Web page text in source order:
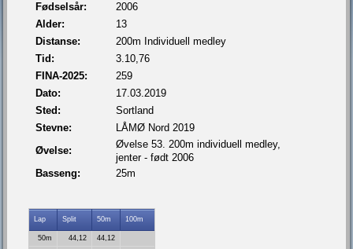
Fødselsår:
2006
Alder:
13
Distanse:
200m Individuell medley
Tid:
3.10,76
FINA-2025:
259
Dato:
17.03.2019
Sted:
Sortland
Stevne:
LÅMØ Nord 2019
Øvelse:
Øvelse 53. 200m individuell medley,
jenter - født 2006
Basseng:
25m
Lap Split 50m 100m
50m 44,12
44,12